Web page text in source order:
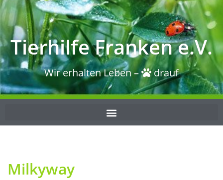
Tierhilfe Franken e.V.
Wir erhalten Leben – drauf
Milkyway